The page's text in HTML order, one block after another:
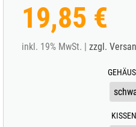
19,85 €
inkl. 19% MwSt. | zzgl.